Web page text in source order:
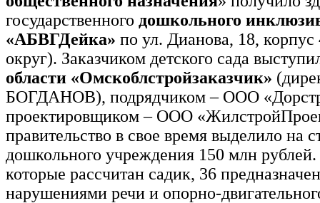
государственного дошкольного
«АБВГДейка» по ул. Дианова, 18,
округ). Заказчиком детского сада
области «Омскоблстройзаказчик»
БОГДАНОВ), подрядчиком – ООО
проектировщиком – ООО
правительство в свое время выделило на
дошкольного учреждения 150 млн
которые рассчитан садик, 36
нарушениями речи и опорно-